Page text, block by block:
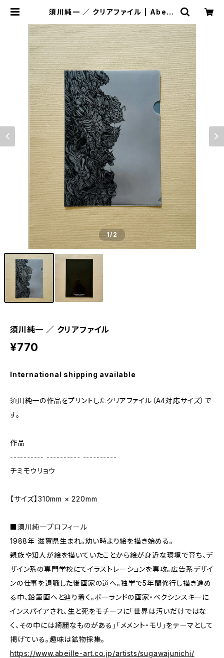
須川純一 ／ クリアファイル | Abeill
1/2
須川純一 ／ クリアファイル
¥770
International shipping available
須川純一の作品をプリントしたクリアファイル（A4対応サイズ）で
す。
作品
---------- ---------- ----------
チミモウリョウ
【サイズ】310mm × 220mm
■須川純一プロフィール
1988年 滋賀県生まれ。幼い時より絵を描き始める。
親族や知人が絵を描いていたことから絵が身近な環境で育ち、デ
ザイン系の専門学校にてイラストレーションを専攻。広告系デザイ
ンの仕事を退職した後画家の道へ。独学で5年間修行し描き進め
る中、鉛筆画へと辿り着く。ポーランドの画家・ベクシンスキーに
インスパイアされ、生と死をモチーフに「世界は汚いだけではな
く、その中には綺麗なものがある」「メメント・モリ」をテーマとして
掲げている。趣味は鉱物採集。
https://www.abeille-art.co.jp/artists/sugawajunichi/